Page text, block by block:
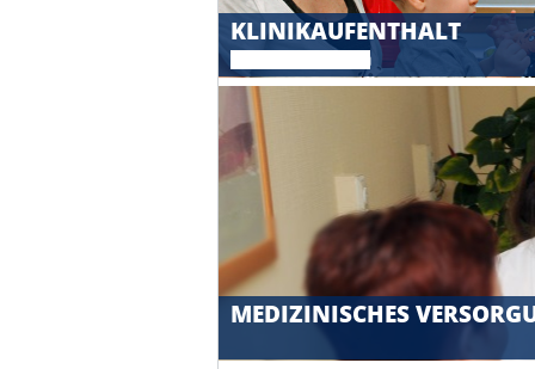
KLINIKAUFENTHALT
MEDIZINISCHES